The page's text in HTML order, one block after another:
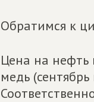
Обратимся к
Цена на
медь